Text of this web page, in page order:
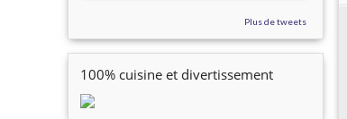
Plus de tweets
100% cuisine et divertissement